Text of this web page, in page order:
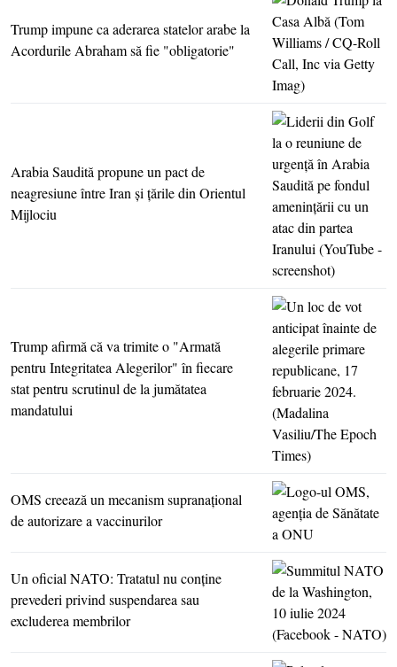
Trump impune ca aderarea statelor arabe la
Acordurile Abraham să fie "obligatorie"
Arabia Saudită propune un pact de
neagresiune între Iran şi ţările din Orientul
Mijlociu
Trump afirmă că va trimite o "Armată
pentru Integritatea Alegerilor" în fiecare
stat pentru scrutinul de la jumătatea
mandatului
OMS creează un mecanism supranaţional
de autorizare a vaccinurilor
Un oficial NATO: Tratatul nu conţine
prevederi privind suspendarea sau
excluderea membrilor